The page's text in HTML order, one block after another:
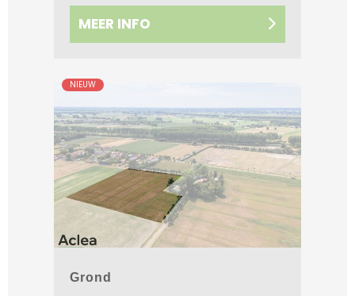
MEER INFO
NIEUW
Grond